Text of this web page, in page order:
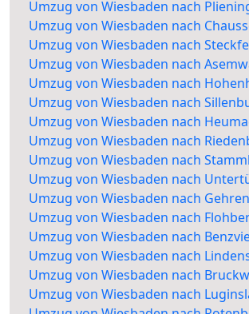
Umzug von Wiesbaden nach
Umzug von Wiesbaden nach
Umzug von Wiesbaden nach
Umzug von Wiesbaden nach
Umzug von Wiesbaden nach
Umzug von Wiesbaden nach
Umzug von Wiesbaden nach
Umzug von Wiesbaden nach
Umzug von Wiesbaden nach
Umzug von Wiesbaden nach
Umzug von Wiesbaden nach
Umzug von Wiesbaden nach
Umzug von Wiesbaden nach
Umzug von Wiesbaden nach
Umzug von Wiesbaden nach
Umzug von Wiesbaden nach